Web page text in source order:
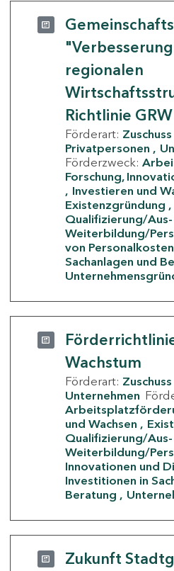
regionalen
Richtlinie
Förderart: Zuschuss
Privatpersonen
Förderzweck:
Forschung,
Investieren und
Existenzgründung
Qualifizierung/Aus-
Weiterbildung/
von Personalkosten
Sachanlagen und
Wachstum
Förderart: Zuschuss
Unternehmen
und Wachsen
Qualifizierung/Aus-
Weiterbildung/
Innovationen und
Investitionen in
Beratung
Zukunft